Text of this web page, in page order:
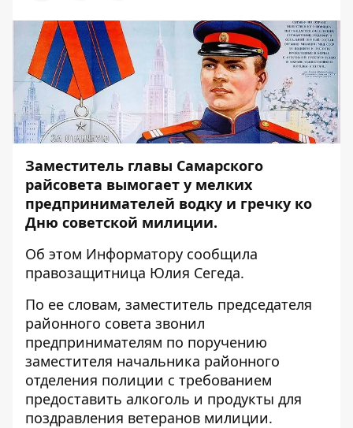
Заместитель главы Самарского
райсовета вымогает у мелких
предпринимателей водку и гречку ко
Дню советской милиции.
Об этом Информатору сообщила
правозащитница Юлия Сегеда.
По ее словам, заместитель председателя
районного совета звонил
предпринимателям по поручению
заместителя начальника районного
отделения полиции с требованием
предоставить алкоголь и продукты для
поздравления ветеранов милиции.